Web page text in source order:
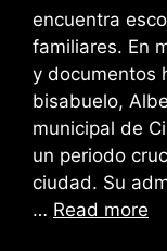
encuentra
familiares. En
y documentos
bisabuelo,
municipal de
un periodo
ciudad. Su
… Read more